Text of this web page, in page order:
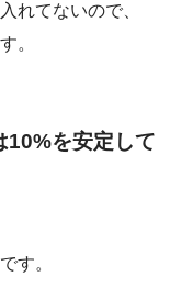
れてないので、
。
10%を安定して
す。